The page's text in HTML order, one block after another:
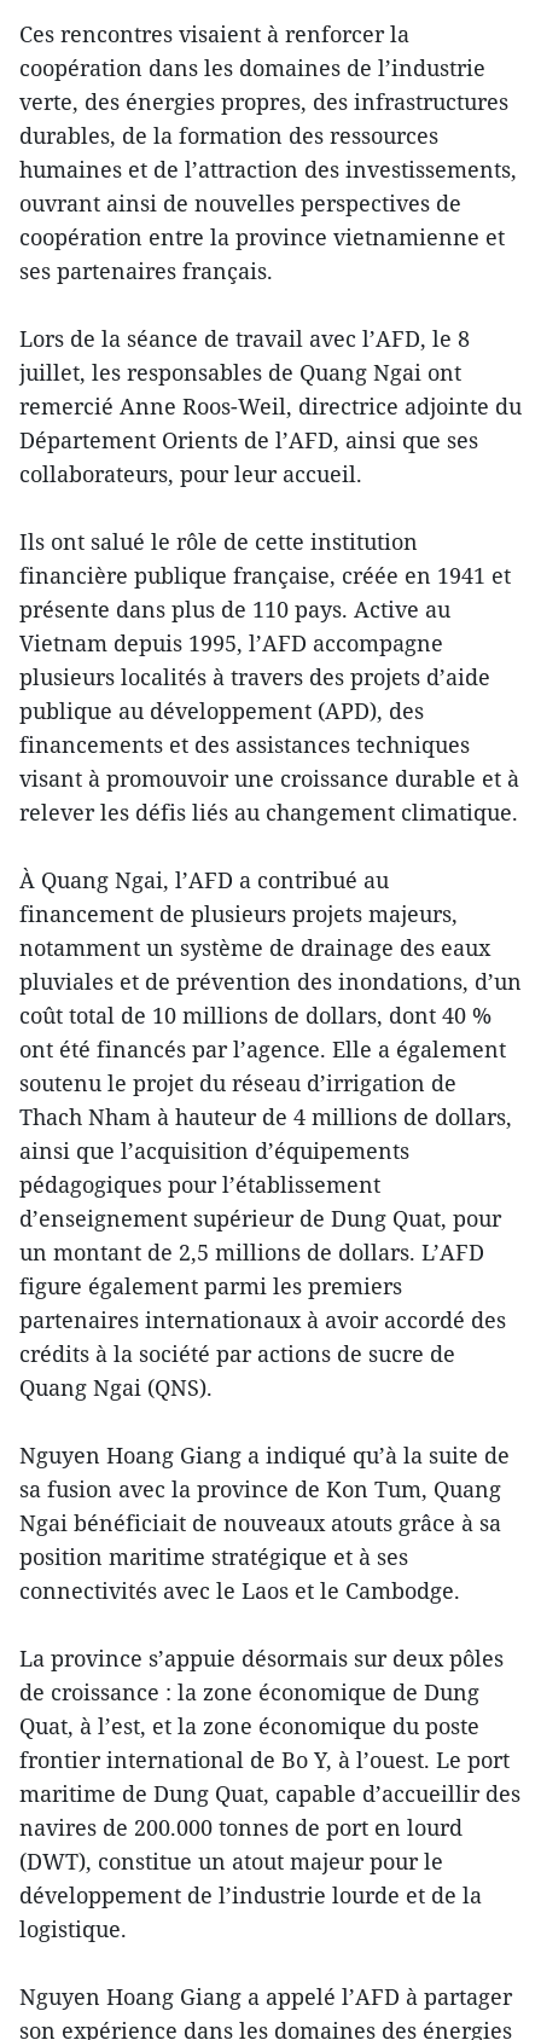
Ces rencontres visaient à renforcer la
coopération dans les domaines de l’industrie
verte, des énergies propres, des infrastructures
durables, de la formation des ressources
humaines et de l’attraction des investissements,
ouvrant ainsi de nouvelles perspectives de
coopération entre la province vietnamienne et
ses partenaires français.
Lors de la séance de travail avec l’AFD, le 8
juillet, les responsables de Quang Ngai ont
remercié Anne Roos-Weil, directrice adjointe du
Département Orients de l’AFD, ainsi que ses
collaborateurs, pour leur accueil.
Ils ont salué le rôle de cette institution
financière publique française, créée en 1941 et
présente dans plus de 110 pays. Active au
Vietnam depuis 1995, l’AFD accompagne
plusieurs localités à travers des projets d’aide
publique au développement (APD), des
financements et des assistances techniques
visant à promouvoir une croissance durable et à
relever les défis liés au changement climatique.
À Quang Ngai, l’AFD a contribué au
financement de plusieurs projets majeurs,
notamment un système de drainage des eaux
pluviales et de prévention des inondations, d’un
coût total de 10 millions de dollars, dont 40 %
ont été financés par l’agence. Elle a également
soutenu le projet du réseau d’irrigation de
Thach Nham à hauteur de 4 millions de dollars,
ainsi que l’acquisition d’équipements
pédagogiques pour l’établissement
d’enseignement supérieur de Dung Quat, pour
un montant de 2,5 millions de dollars. L’AFD
figure également parmi les premiers
partenaires internationaux à avoir accordé des
crédits à la société par actions de sucre de
Quang Ngai (QNS).
Nguyen Hoang Giang a indiqué qu’à la suite de
sa fusion avec la province de Kon Tum, Quang
Ngai bénéficiait de nouveaux atouts grâce à sa
position maritime stratégique et à ses
connectivités avec le Laos et le Cambodge.
La province s’appuie désormais sur deux pôles
de croissance : la zone économique de Dung
Quat, à l’est, et la zone économique du poste
frontier international de Bo Y, à l’ouest. Le port
maritime de Dung Quat, capable d’accueillir des
navires de 200.000 tonnes de port en lourd
(DWT), constitue un atout majeur pour le
développement de l’industrie lourde et de la
logistique.
Nguyen Hoang Giang a appelé l’AFD à partager
son expérience dans les domaines des énergies